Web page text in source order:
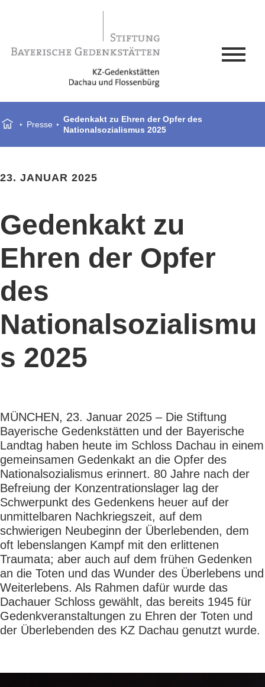
Presse
Gedenkakt zu Ehren der Opfer des
Nationalsozialismus 2025
23. JANUAR 2025
Gedenkakt zu
Ehren der Opfer
des
Nationalsozialismu
s 2025
MÜNCHEN, 23. Januar 2025 – Die Stiftung
Bayerische Gedenkstätten und der Bayerische
Landtag haben heute im Schloss Dachau in einem
gemeinsamen Gedenkakt an die Opfer des
Nationalsozialismus erinnert. 80 Jahre nach der
Befreiung der Konzentrationslager lag der
Schwerpunkt des Gedenkens heuer auf der
unmittelbaren Nachkriegszeit, auf dem
schwierigen Neubeginn der Überlebenden, dem
oft lebenslangen Kampf mit den erlittenen
Traumata; aber auch auf dem frühen Gedenken
an die Toten und das Wunder des Überlebens und
Weiterlebens. Als Rahmen dafür wurde das
Dachauer Schloss gewählt, das bereits 1945 für
Gedenkveranstaltungen zu Ehren der Toten und
der Überlebenden des KZ Dachau genutzt wurde.